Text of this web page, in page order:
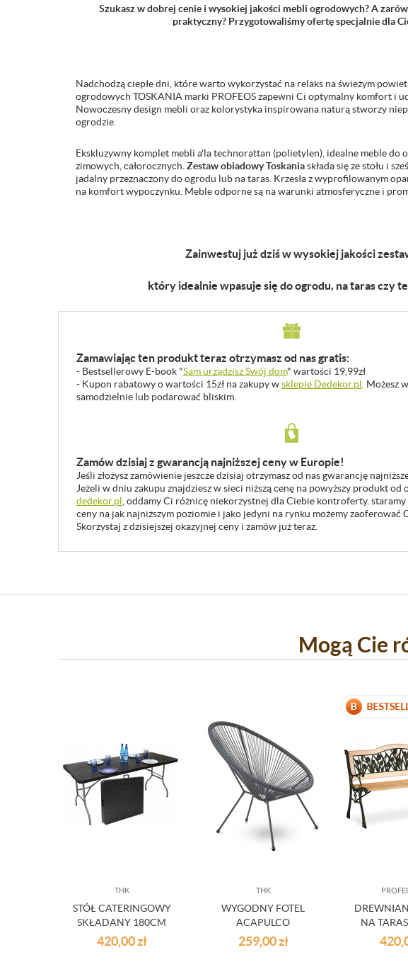
Szukasz w dobrej cenie i wysokiej jakości mebli ogrodowych? A
praktyczny? Przygotowaliśmy ofertę specjalnie dla
Nadchodzą ciepłe dni, które warto wykorzystać na relaks na świeżym
ogrodowych TOSKANIA marki PROFEOS zapewni Ci optymalny komfort i
Nowoczesny design mebli oraz kolorystyka inspirowana naturą stworzy
ogrodzie.
Ekskluzywny komplet mebli a'la technorattan (polietylen), idealne meble do
zimowych, całorocznych. Zestaw obiadowy Toskaniaskłada się ze stołu i
jadalny przeznaczony do ogrodu lub na taras. Krzesła z wyprofilowanym
na komfort wypoczynku. Meble odporne są na warunki atmosferyczne i
Zainwestuj już dziś w wysokiej jakości
który idealnie wpasuje się do ogrodu, na taras czy
Zamawiając ten produkt teraz otrzymasz od nas gratis:
- Bestsellerowy E-book "Sam urządzisz Swój dom" wartości 19,99zł
- Kupon rabatowy o wartości 15zł na zakupy wsklepie Dedekor.pl . Możesz
samodzielnie lub podarować bliskim.
Zamów dzisiaj z gwarancją najniższej ceny w Europie!
Jeśli złożysz zamówienie jeszcze dzisiaj otrzymasz od nas gwarancję
Jeżeli w dniu zakupu znajdziesz w sieci niższą cenę na powyższy produkt od
dedekor.pl , oddamy Ci różnicę niekorzystnej dla Ciebie kontroferty.
ceny na jak najniższym poziomie i jako jedyni na rynku możemy zaoferować
Skorzystaj z dzisiejszej okazyjnej ceny i zamów już teraz.
Mogą Cie
THK
STÓŁ CATERINGOWY
SKŁADANY 180CM
420,00zł
THK
WYGODNY FOTEL
ACAPULCO
259,00zł
NA